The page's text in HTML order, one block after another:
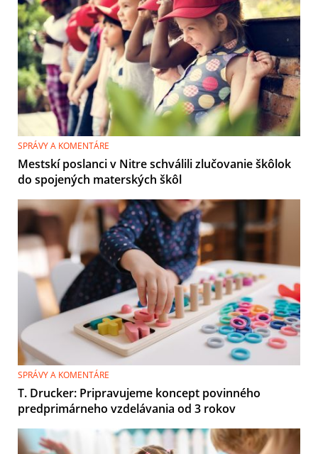
SPRÁVY A KOMENTÁRE
Mestskí poslanci v Nitre schválili zlučovanie škôlok
do spojených materských škôl
SPRÁVY A KOMENTÁRE
T. Drucker: Pripravujeme koncept povinného
predprimárneho vzdelávania od 3 rokov